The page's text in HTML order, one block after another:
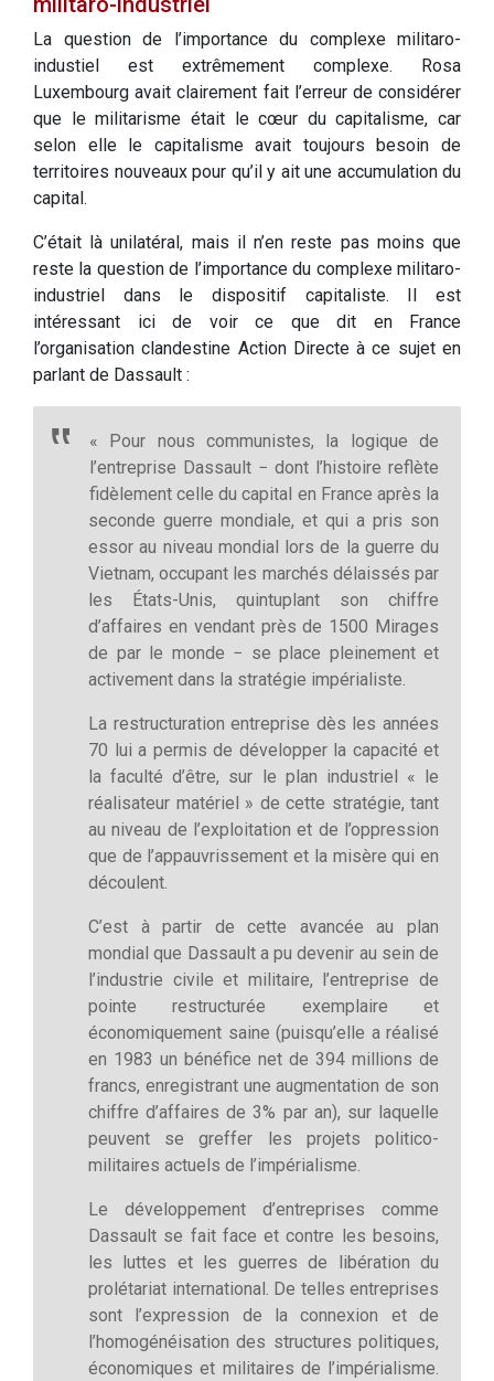
La question de l’importance du complexe militaro-
industiel est extrêmement complexe. Rosa
Luxembourg avait clairement fait l’erreur de considérer
que le militarisme était le cœur du capitalisme, car
selon elle le capitalisme avait toujours besoin de
territoires nouveaux pour qu’il y ait une accumulation du
capital.
C’était là unilatéral, mais il n’en reste pas moins que
reste la question de l’importance du complexe militaro-
industriel dans le dispositif capitaliste. Il est
intéressant ici de voir ce que dit en France
l’organisation clandestine Action Directe à ce sujet en
parlant de Dassault :
« Pour nous communistes, la logique de
l’entreprise Dassault − dont l’histoire reflète
fidèlement celle du capital en France après la
seconde guerre mondiale, et qui a pris son
essor au niveau mondial lors de la guerre du
Vietnam, occupant les marchés délaissés par
les États-Unis, quintuplant son chiffre
d’affaires en vendant près de 1500 Mirages
de par le monde − se place pleinement et
activement dans la stratégie impérialiste.
La restructuration entreprise dès les années
70 lui a permis de développer la capacité et
la faculté d’être, sur le plan industriel « le
réalisateur matériel » de cette stratégie, tant
au niveau de l’exploitation et de l’oppression
que de l’appauvrissement et la misère qui en
découlent.
C’est à partir de cette avancée au plan
mondial que Dassault a pu devenir au sein de
l’industrie civile et militaire, l’entreprise de
pointe restructurée exemplaire et
économiquement saine (puisqu’elle a réalisé
en 1983 un bénéfice net de 394 millions de
francs, enregistrant une augmentation de son
chiffre d’affaires de 3% par an), sur laquelle
peuvent se greffer les projets politico-
militaires actuels de l’impérialisme.
Le développement d’entreprises comme
Dassault se fait face et contre les besoins,
les luttes et les guerres de libération du
prolétariat international. De telles entreprises
sont l’expression de la connexion et de
l’homogénéisation des structures politiques,
économiques et militaires de l’impérialisme.